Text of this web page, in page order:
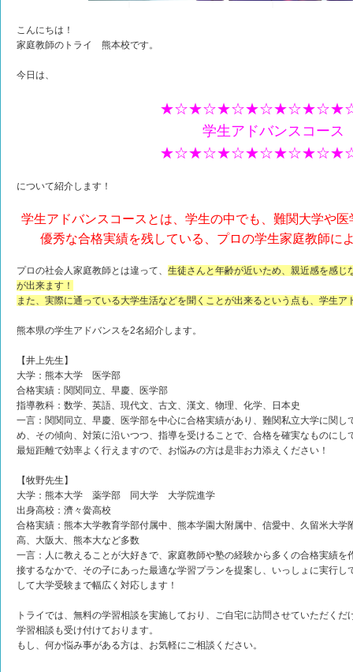
こんにちは！
家庭教師のトライ 熊本校です。
今日は、
学生アドバンスコース
について紹介します！
学生アドバンスコースとは、学生の中でも、難関大学や
優秀な合格実績を残している、プロの学生家庭教師に
プロの社会人家庭教師とは違って、 生徒さんと年齢が近いため、親近感を感
が出来ます！
また、実際に通っている大学生活などを聞くことが出来るという点も、学生ア
熊本県の学生アドバンスを2名紹介します。
【井上先生】
大学：熊本大学 医学部
合格実績：関関同立、早慶、医学部
指導教科：数学、英語、現代文、古文、漢文、物理、化学、日本史
一言：関関同立、早慶、医学部を中心に合格実績があり、難関私立大学に関
め、その傾向、対策に沿いつつ、指導を受けることで、合格を確実なものに
最短距離で効率よく行えますので、お悩みの方は是非お力添えください！
【牧野先生】
大学：熊本大学 薬学部 同大学 大学院進学
出身高校：濟々黌高校
合格実績：熊本大学教育学部付属中、熊本学園大附属中、信愛中、久留米大
高、大阪大、熊本大など多数
一言：人に教えることが大好きで、家庭教師や塾の経験から多くの合格実績
接するなかで、その子にあった最適な学習プランを提案し、いっしょに実行
して大学受験まで幅広く対応します！
トライでは、無料の学習相談を実施しており、ご自宅に訪問させていただく
学習相談も受け付けております。
もし、何か悩み事がある方は、お気軽にご相談ください。